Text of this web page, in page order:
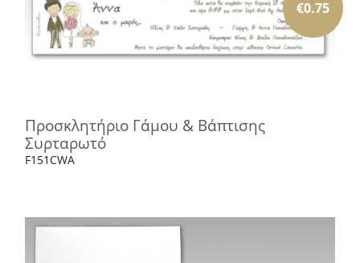
Προσκλητήριο Γάμου & Βάπτισης
Συρταρωτό
F151CWA
€0.75